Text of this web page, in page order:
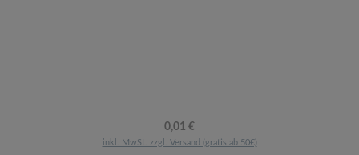
Regulärer Preis:
0,01 €
inkl. MwSt. zzgl. Versand (gratis ab 50€)